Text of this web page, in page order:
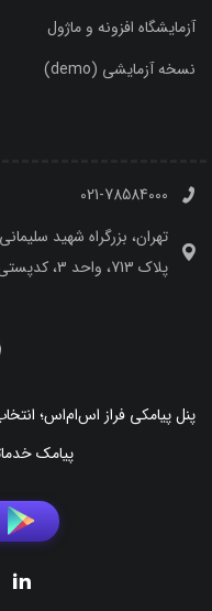
آزمایشگاه افزونه و ماژول
نسخه آزمایشی (demo)
021-78584000
تهران، بزرگراه شهید
پلاک 713، واحد 3، کدپستی 1681819912
پنل پیامکی فراز اس‌ام‌اس؛
پیامک